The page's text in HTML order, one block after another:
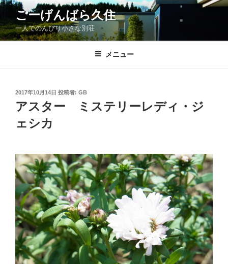
コ
テ
ン
ごーげんばら久住
一人でのんびり小さな別荘
メニュー
投
稿
日:
2017年10月14日 投稿者: GB
アスター ミステリーレディ・ジ
ェシカ